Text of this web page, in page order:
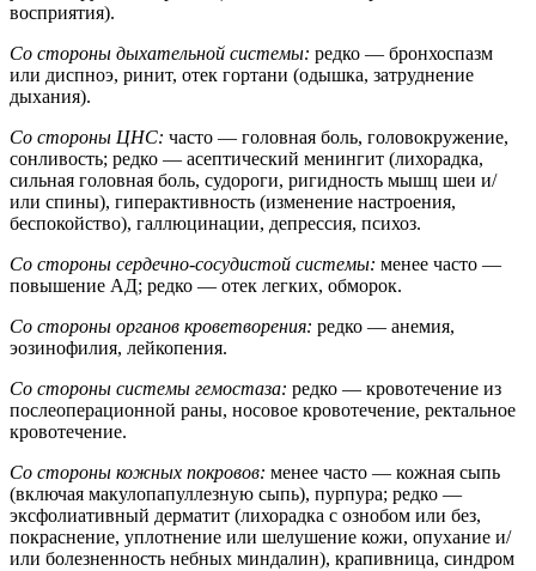
восприятия).
Со стороны дыхательной системы: редко — бронхоспазм
или диспноэ, ринит, отек гортани (одышка, затруднение
дыхания).
Со стороны ЦНС: часто — головная боль, головокружение,
сонливость; редко — асептический менингит (лихорадка,
сильная головная боль, судороги, ригидность мышц шеи и/
или спины), гиперактивность (изменение настроения,
беспокойство), галлюцинации, депрессия, психоз.
Со стороны сердечно-сосудистой системы: менее часто —
повышение АД; редко — отек легких, обморок.
Со стороны органов кроветворения: редко — анемия,
эозинофилия, лейкопения.
Со стороны системы гемостаза: редко — кровотечение из
послеоперационной раны, носовое кровотечение, ректальное
кровотечение.
Со стороны кожных покровов: менее часто — кожная сыпь
(включая макулопапуллезную сыпь), пурпура; редко —
эксфолиативный дерматит (лихорадка с ознобом или без,
покраснение, уплотнение или шелушение кожи, опухание и/
или болезненность небных миндалин), крапивница, синдром